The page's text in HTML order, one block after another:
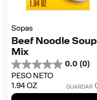
Sopas
Beef Noodle Soup
Mix
0.0 (0)
0.0
de
5
estrellas.
PESO NETO
1.94 OZ
GUARDAR